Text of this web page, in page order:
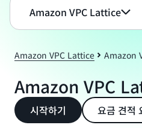
Amazon VPC Lattice
Amazon VPC Lattice Amazon
Amazon VPC
시작하기 요금 견적